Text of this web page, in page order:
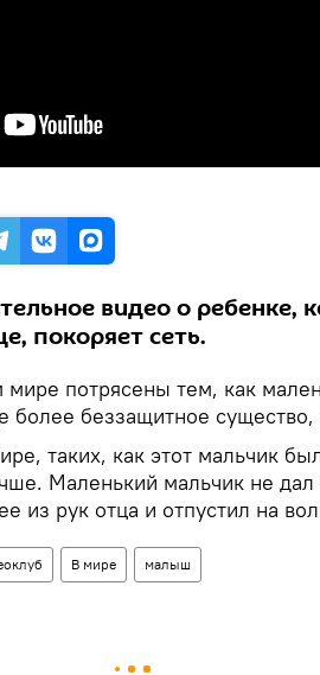
видео о ребенке,
покоряет сеть.
потрясены тем, как
более беззащитное
таких, как этот мальчик
Маленький мальчик не дал
из рук отца и отпустил на
В мире малыш